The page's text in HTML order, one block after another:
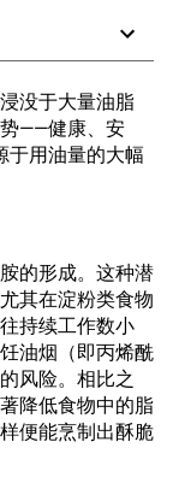
没于大量油脂
——健康、安
用油量的大幅
的形成。这种潜
其在淀粉类食物
持续工作数小
油烟（即丙烯酰
风险。相比之
降低食物中的脂
便能烹制出酥脆